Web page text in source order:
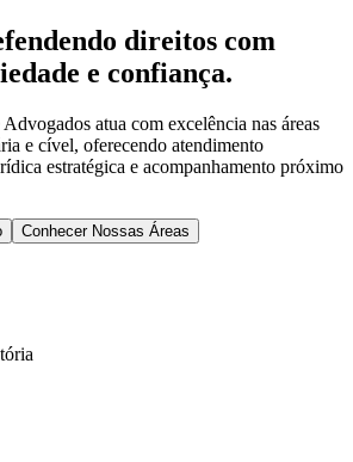
direitos com
e confiança.
atua com excelência nas áreas
e cível, oferecendo atendimento
estratégica e acompanhamento próximo
Conhecer Nossas Áreas